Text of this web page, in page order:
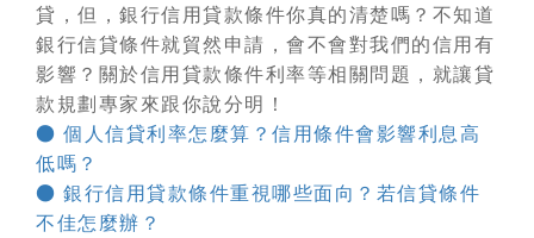
貸 ，但，銀行信用貸款條件你真的清楚嗎？不知道
銀行信貸條件就貿然申請，會不會對我們的信用有
影響？關於信用貸款條件利率等相關問題，就讓貸
款規劃專家來跟你說分明！
● 個人信貸利率怎麼算？信用條件會影響利息高
低嗎？
● 銀行信用貸款條件重視哪些面向？若信貸條件
不佳怎麼辦？